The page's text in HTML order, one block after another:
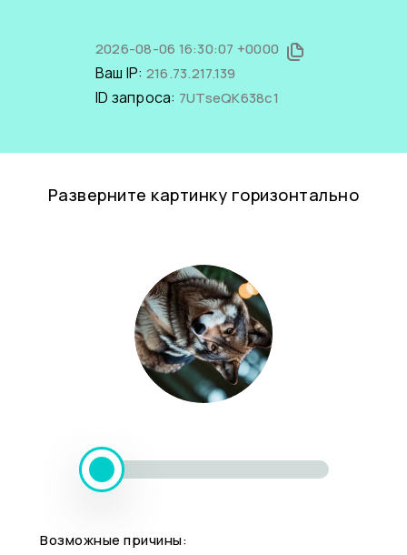
2026-08-06 16:30:07 +0000
Ваш IP: 216.73.217.139
ID запроса: 7UTseQK638c1
Разверните картинку горизонтально
Возможные причины: